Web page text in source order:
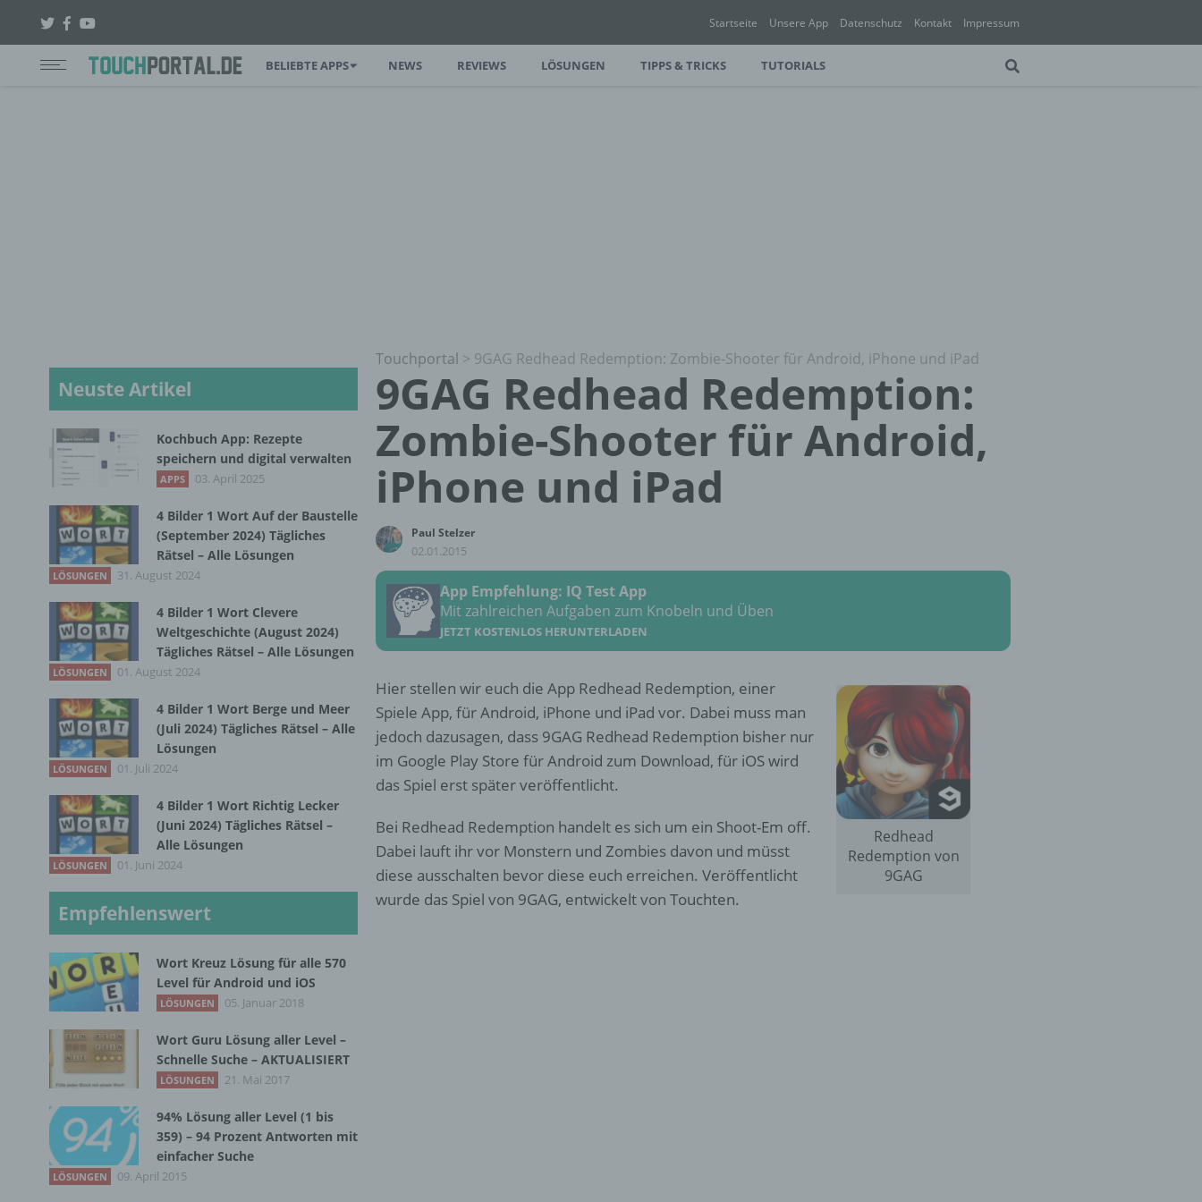
Startseite Unsere App Datenschutz Kontakt Impressum
BELIEBTE APPS NEWS REVIEWS LÖSUNGEN TIPPS & TRICKS TUTORIALS
Touchportal > 9GAG Redhead Redemption: Zombie-Shooter für Android, iPhone und iPad
9GAG Redhead Redemption:
Zombie-Shooter für Android,
iPhone und iPad
Paul Stelzer
02.01.2015
App Empfehlung: IQ Test App
Mit zahlreichen Aufgaben zum Knobeln und Üben
JETZT KOSTENLOS HERUNTERLADEN
Redhead
Redemption von
9GAG
Hier stellen wir euch die App Redhead Redemption, einer
Spiele App, für Android, iPhone und iPad vor. Dabei muss man
jedoch dazusagen, dass 9GAG Redhead Redemption bisher nur
im Google Play Store für Android zum Download, für iOS wird
das Spiel erst später veröffentlicht.
Bei Redhead Redemption handelt es sich um ein Shoot-Em off.
Dabei lauft ihr vor Monstern und Zombies davon und müsst
diese ausschalten bevor diese euch erreichen. Veröffentlicht
wurde das Spiel von 9GAG, entwickelt von Touchten.
Neuste Artikel
Kochbuch App: Rezepte
speichern und digital verwalten
APPS 03. April 2025
4 Bilder 1 Wort Auf der Baustelle
(September 2024) Tägliches
Rätsel – Alle Lösungen
LÖSUNGEN 31. August 2024
4 Bilder 1 Wort Clevere
Weltgeschichte (August 2024)
Tägliches Rätsel – Alle Lösungen
LÖSUNGEN 01. August 2024
4 Bilder 1 Wort Berge und Meer
(Juli 2024) Tägliches Rätsel – Alle
Lösungen
LÖSUNGEN 01. Juli 2024
4 Bilder 1 Wort Richtig Lecker
(Juni 2024) Tägliches Rätsel –
Alle Lösungen
LÖSUNGEN 01. Juni 2024
Empfehlenswert
Wort Kreuz Lösung für alle 570
Level für Android und iOS
LÖSUNGEN 05. Januar 2018
Wort Guru Lösung aller Level –
Schnelle Suche – AKTUALISIERT
LÖSUNGEN 21. Mai 2017
94% Lösung aller Level (1 bis
359) – 94 Prozent Antworten mit
einfacher Suche
LÖSUNGEN 09. April 2015